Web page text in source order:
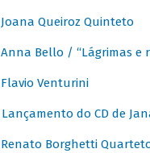
Joana Queiroz Quinteto
Anna Bello / “Lágrimas e
Flavio Venturini
Lançamento do CD de
Renato Borghetti